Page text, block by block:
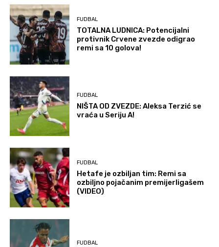
FUDBAL
TOTALNA LUDNICA: Potencijalni
protivnik Crvene zvezde odigrao
remi sa 10 golova!
FUDBAL
NIŠTA OD ZVEZDE: Aleksa Terzić se
vraća u Seriju A!
FUDBAL
Hetafe je ozbiljan tim: Remi sa
ozbiljno pojačanim premijerligašem
(VIDEO)
FUDBAL